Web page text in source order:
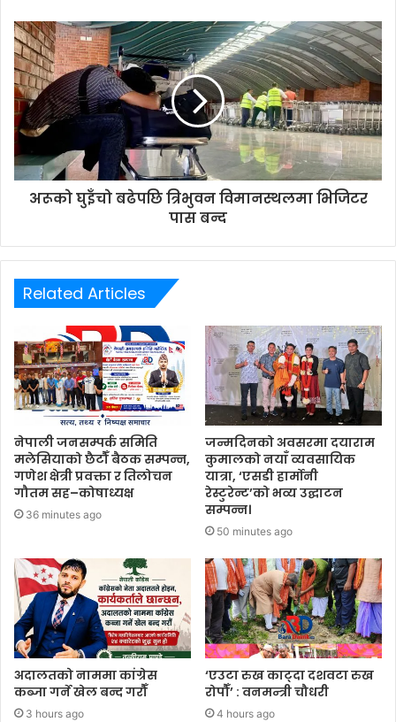
s
s
अरूको घुइँचो बढेपछि त्रिभुवन विमानस्थलमा भिजिटर
पास बन्द
Related Articles
नेपाली जनसम्पर्क समिति
मलेसियाको छैटौँ बैठक सम्पन्न,
गणेश क्षेत्री प्रवक्ता र तिलोचन
गौतम सह–कोषाध्यक्ष
36 minutes ago
जन्मदिनको अवसरमा दयाराम
कुमालको नयाँ व्यवसायिक
यात्रा, ‘एसडी हार्मोनी
रेस्टुरेन्ट’को भव्य उद्घाटन
सम्पन्न।
50 minutes ago
अदालतको नाममा कांग्रेस
कब्जा गर्ने खेल बन्द गरौँ
3 hours ago
‘एउटा रुख काट्दा दशवटा रुख
रोपौँ’ : वनमन्त्री चौधरी
4 hours ago